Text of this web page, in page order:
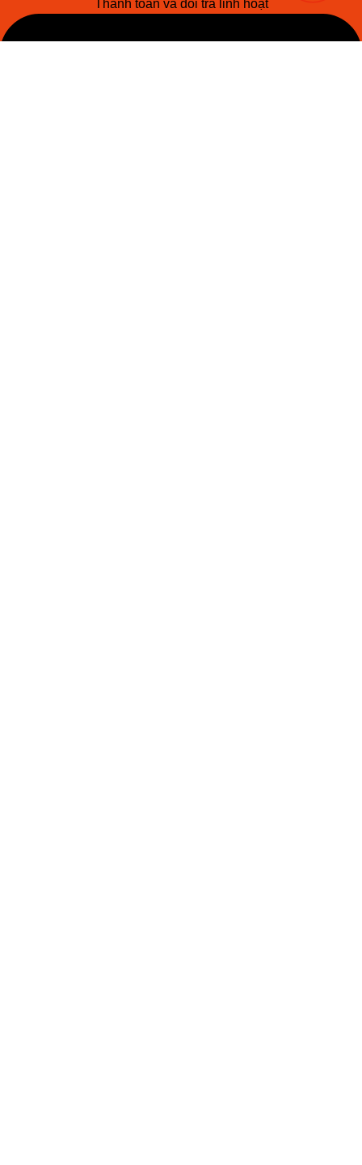
Thanh toán và đổi trả linh hoạt